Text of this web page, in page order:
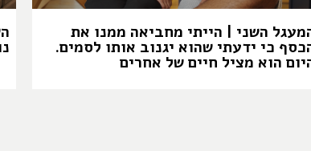
השני | הייתי מחביאה ממנו את
כי ידעתי שהוא יגנוב אותו לסמים.
הוא מציל חיים של אחרים